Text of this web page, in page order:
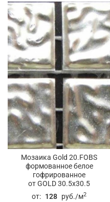
Мозаика Gold 20.FOBS
формованное белое
гофрированное
от GOLD 30.5x30.5
от: 128 руб./м2